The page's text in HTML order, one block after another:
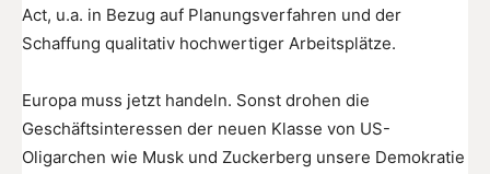
Act, u.a. in Bezug auf Planungsverfahren und der
Schaffung qualitativ hochwertiger Arbeitsplätze.
Europa muss jetzt handeln. Sonst drohen die
Geschäftsinteressen der neuen Klasse von US-
Oligarchen wie Musk und Zuckerberg unsere Demokratie